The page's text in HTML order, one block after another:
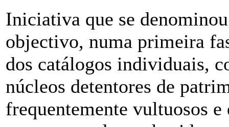
Iniciativa que se
objectivo, numa primeira
dos catálogos individuais,
núcleos detentores de
frequentemente vultuosos